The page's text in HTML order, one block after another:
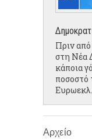
Πριν
στη Νέα
κάποια
ποσοστό
Αρχείο